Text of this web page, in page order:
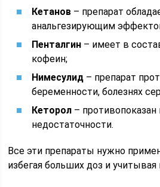
Кетанов – препарат
анальгезирующим
Пенталгин – имеет в
кофеин;
Нимесулид – препарат
беременности, болезнях
Кеторол – противопоказан
недостаточности.
Все эти препараты нужно
избегая больших доз и учитывая